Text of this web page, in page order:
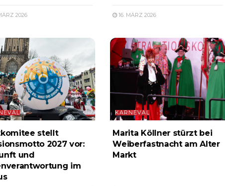
2026 16. MÄRZ 2026
stellt
2027 vor:
und
im
KARNEVAL
Marita Köllner stürzt bei
Weiberfastnacht am Alter
Markt